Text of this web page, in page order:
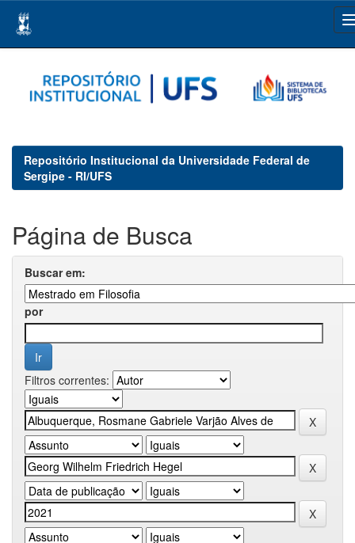
navigation
Repositório Institucional da Universidade Federal de
Sergipe - RI/UFS
Página de Busca
Buscar em:
por
Filtros correntes: